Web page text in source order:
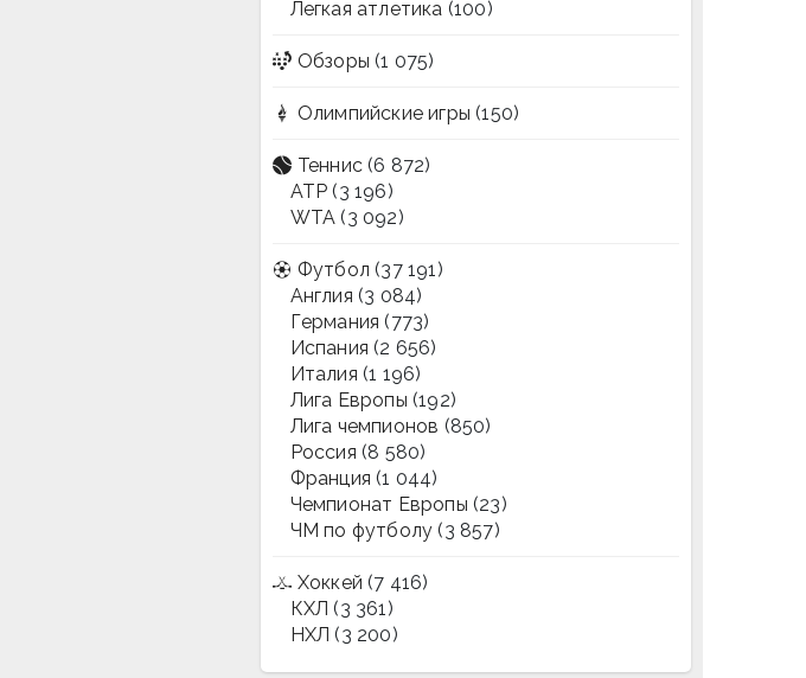
Легкая атлетика (100)
Обзоры (1 075)
Олимпийские игры (150)
Теннис (6 872)
ATP (3 196)
WTA (3 092)
Футбол (37 191)
Англия (3 084)
Германия (773)
Испания (2 656)
Италия (1 196)
Лига Европы (192)
Лига чемпионов (850)
Россия (8 580)
Франция (1 044)
Чемпионат Европы (23)
ЧМ по футболу (3 857)
Хоккей (7 416)
КХЛ (3 361)
НХЛ (3 200)